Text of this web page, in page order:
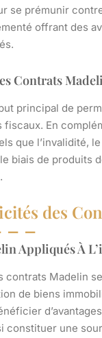
se prémunir
offrant des
Contrats
principal de
fiscaux. En
que l’invalidité,
biais de produits
des
Appliqués À
contrats Madelin
de biens
constituer une